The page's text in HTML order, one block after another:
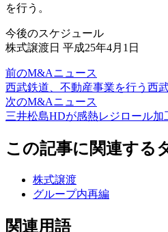
を行う。
今後のスケジュール
株式譲渡日 平成25年4月1日
前のM&Aニュース
西武鉄道、不動産事業を行う西
次のM&Aニュース
三井松島HDが感熱レジロール
この記事に関連する
株式譲渡
グループ内再編
関連用語